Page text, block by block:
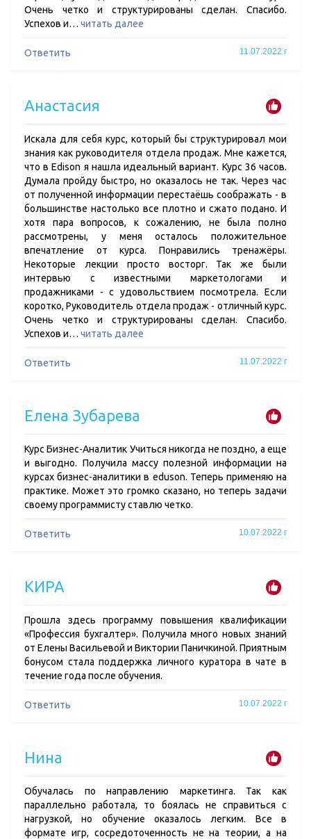
Очень четко и структурированы сделан. Спасибо.
Успехов и… читать далее
Ответить 11.07.2022 г
Анастасия
Искала для себя курс, который бы структурировал мои
знания как руководителя отдела продаж. Мне кажется,
что в Edison я нашла идеальный вариант. Курс 36 часов.
Думала пройду быстро, но оказалось не так. Через час
от полученной информации перестаёшь соображать - в
большинстве настолько все плотно и сжато подано. И
хотя пара вопросов, к сожалению, не была полно
рассмотрены, у меня осталось положительное
впечатление от курса. Понравились тренажёры.
Некоторые лекции просто восторг. Так же были
интервью с известными маркетологами и
продажниками - с удовольствием посмотрела. Если
коротко, Руководитель отдела продаж - отличный курс.
Очень четко и структурированы сделан. Спасибо.
Успехов и… читать далее
Ответить 11.07.2022 г
Елена Зубарева
Курс Бизнес-Аналитик Учиться никогда не поздно, а еще
и выгодно. Получила массу полезной информации на
курсах бизнес-аналитики в eduson. Теперь применяю на
практике. Может это громко сказано, но теперь задачи
своему программисту ставлю четко.
Ответить 10.07.2022 г
КИРА
Прошла здесь программу повышения квалификации
«Профессия бухгалтер». Получила много новых знаний
от Елены Васильевой и Виктории Паничкиной. Приятным
бонусом стала поддержка личного куратора в чате в
течение года после обучения.
Ответить 10.07.2022 г
Нина
Обучалась по направлению маркетинга. Так как
параллельно работала, то боялась не справиться с
нагрузкой, но обучение оказалось легким. Все в
формате игр, сосредоточенность не на теории, а на